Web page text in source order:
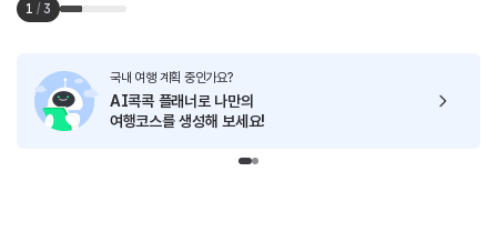
1 / 3
국내 여행 계획 중인가요?
AI콕콕 플래너로 나만의
여행코스를 생성해 보세요!